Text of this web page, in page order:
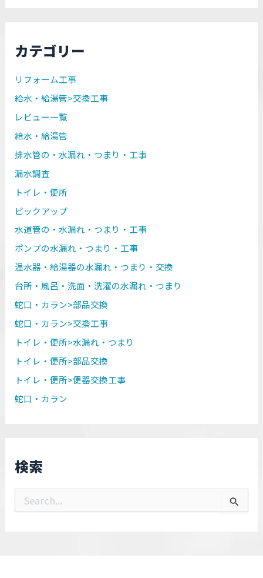
カテゴリー
リフォーム工事
給水・給湯管>交換工事
レビュー一覧
給水・給湯管
排水管の・水漏れ・つまり・工事
漏水調査
トイレ・便所
ピックアップ
水道管の・水漏れ・つまり・工事
ポンプの水漏れ・つまり・工事
温水器・給湯器の水漏れ・つまり・交換
台所・風呂・洗面・洗濯の水漏れ・つまり
蛇口・カラン>部品交換
蛇口・カラン>交換工事
トイレ・便所>水漏れ・つまり
トイレ・便所>部品交換
トイレ・便所>便器交換工事
蛇口・カラン
検索
索